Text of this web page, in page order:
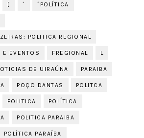
[ ´ ´POLÍTICA
POLITICA REGIONAL
E EVENTOS FREGIONAL L
DE UIRAÚNA PARAIBA
POÇO DANTAS POLITCA
POLITICA POLÍTICA
POLITICA PARAIBA
POLÍTICA PARAÍBA